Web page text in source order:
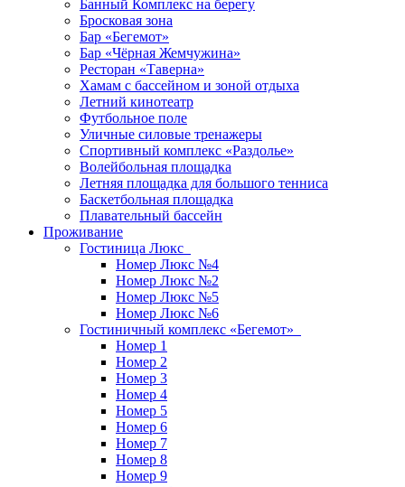
Банный Комплекс на берегу
Бросковая зона
Бар «Бегемот»
Бар «Чёрная Жемчужина»
Ресторан «Таверна»
Хамам с бассейном и зоной отдыха
Летний кинотеатр
Футбольное поле
Уличные силовые тренажеры
Спортивный комплекс «Раздолье»
Волейбольная площадка
Летняя площадка для большого тенниса
Баскетбольная площадка
Плавательный бассейн
Проживание
Гостиница Люкс
Номер Люкс №4
Номер Люкс №2
Номер Люкс №5
Номер Люкс №6
Гостиничный комплекс «Бегемот»
Номер 1
Номер 2
Номер 3
Номер 4
Номер 5
Номер 6
Номер 7
Номер 8
Номер 9